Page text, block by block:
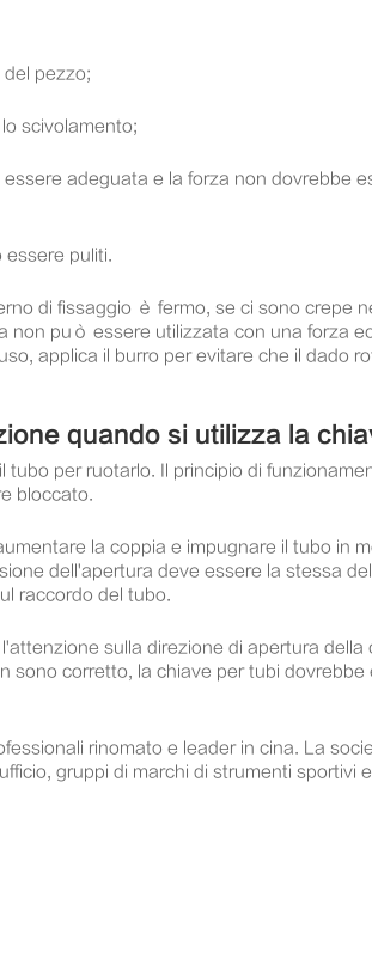
pezzo;
scivolamento;
adeguata e la forza non dovrebbe
essere puliti.
di fissaggio è fermo, se ci sono crepe
non può essere utilizzata con una forza
applica il burro per evitare che il dado
quando si utilizza la
per ruotarlo. Il principio di
bloccato.
la coppia e impugnare il tubo in
dell'apertura deve essere la stessa
raccordo del tubo.
sulla direzione di apertura
sono corretto, la chiave per tubi
rinomato e leader in cina. La
gruppi di marchi di strumenti